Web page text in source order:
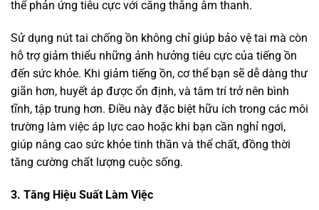
thể phản ứng tiêu cực với căng thẳng âm thanh.
Sử dụng nút tai chống ồn không chỉ giúp bảo vệ tai mà còn
hỗ trợ giảm thiểu những ảnh hưởng tiêu cực của tiếng ồn
đến sức khỏe. Khi giảm tiếng ồn, cơ thể bạn sẽ dễ dàng thư
giãn hơn, huyết áp được ổn định, và tâm trí trở nên bình
tĩnh, tập trung hơn. Điều này đặc biệt hữu ích trong các môi
trường làm việc áp lực cao hoặc khi bạn cần nghỉ ngơi,
giúp nâng cao sức khỏe tinh thần và thể chất, đồng thời
tăng cường chất lượng cuộc sống.
3. Tăng Hiệu Suất Làm Việc